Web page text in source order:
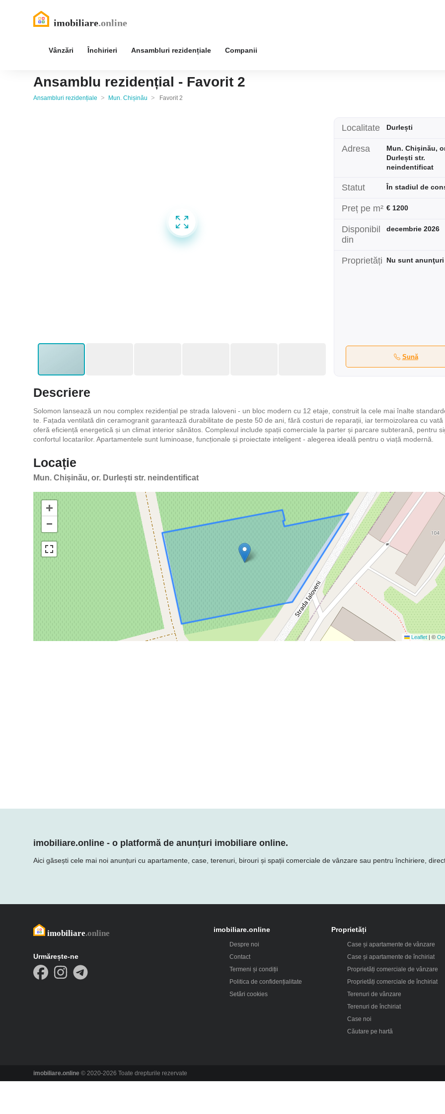
Vânzări Închirieri Ansambluri rezidențiale Companii
Ansamblu rezidențial - Favorit 2
Ansambluri rezidențiale > Mun. Chișinău > Favorit 2
Localitate Durlești
Adresa
Mun. Chișinău,
Durlești str.
neindentificat
Statut În stadiul de
Preț pe m² € 1200
Disponibil
din
decembrie 2026
Proprietăți Nu sunt anunţuri
Sună
Descriere
Solomon lansează un nou complex rezidențial pe strada Ialoveni - un bloc modern cu 12 etaje, construit la cele mai înalte
te. Fațada ventilată din ceramogranit garantează durabilitate de peste 50 de ani, fără costuri de reparații, iar termoizolarea cu vată
oferă eficiență energetică și un climat interior sănătos. Complexul include spații comerciale la parter și parcare subterană, pentru
confortul locatarilor. Apartamentele sunt luminoase, funcționale și proiectate inteligent - alegerea ideală pentru o viață modernă.
Locație
Mun. Chișinău, or. Durlești str. neindentificat
+
−
Leaflet | ©
imobiliare.online - o platformă de anunțuri imobiliare online.
Aici găsești cele mai noi anunțuri cu apartamente, case, terenuri, birouri și spații comerciale de vânzare sau pentru închiriere,
imobiliare.online
Despre noi
Contact
Termeni și condiții
Politica de confidențialitate
Setări cookies
Proprietăți
Case și apartamente de vânzare
Case și apartamente de închiriat
Proprietăți comerciale de vânzare
Proprietăți comerciale de închiriat
Terenuri de vânzare
Terenuri de închiriat
Case noi
Căutare pe hartă
Urmărește-ne
imobiliare.online © 2020-2026 Toate drepturile rezervate